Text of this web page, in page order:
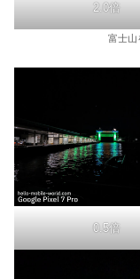
2.0倍
富士山
0.5倍